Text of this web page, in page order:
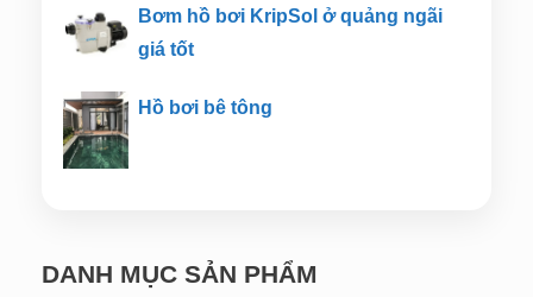
Bơm hồ bơi KripSol ở quảng ngãi
giá tốt
Hồ bơi bê tông
DANH MỤC SẢN PHẨM